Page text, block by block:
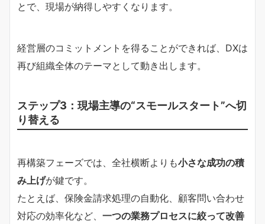
とで、現場が納得しやすくなります。
経営層のコミットメントを得ることができれば、DXは
再び組織全体のテーマとして動き出します。
ステップ3：現場主導の“スモールスタート”へ切
り替える
再構築フェーズでは、全社横断よりも小さな成功の積
み上げが鍵です。
たとえば、保険金請求処理の自動化、顧客問い合わせ
対応の効率化など、 一つの業務プロセスに絞って改善